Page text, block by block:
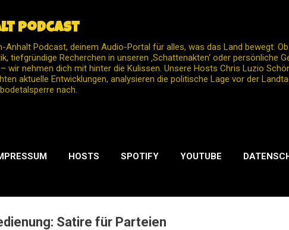
Podcast
Anhalt Podcast, deinem Audio-Portal für alles, was das Land bewegt.
tiefgründige Recherchen in unseren ‚Schattenakten‘ oder persönliche
wir nehmen dich mit hinter die Kulissen. Unsere Hosts Chris Luzio
aktuelle Entwicklungen, analysieren die politische Lage vor der
nach.
HOSTS SPOTIFY YOUTUBE
Satire für Parteien